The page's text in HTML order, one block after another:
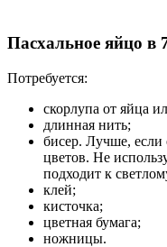
Пасхальное яйцо в
Потребуется:
скорлупа от яйца
длинная нить;
бисер. Лучше, если
цветов. Не
подходит к
клей;
кисточка;
цветная бумага;
ножницы.